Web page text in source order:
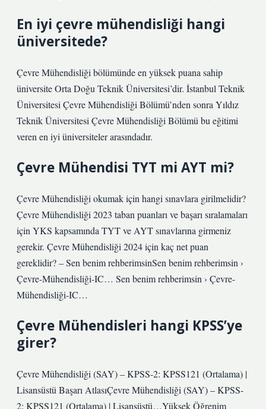
En iyi çevre mühendisliği hangi
üniversitede?
Çevre Mühendisliği bölümünde en yüksek puana sahip
üniversite Orta Doğu Teknik Üniversitesi’dir. İstanbul Teknik
Üniversitesi Çevre Mühendisliği Bölümü’nden sonra Yıldız
Teknik Üniversitesi Çevre Mühendisliği Bölümü bu eğitimi
veren en iyi üniversiteler arasındadır.
Çevre Mühendisi TYT mi AYT mi?
Çevre Mühendisliği okumak için hangi sınavlara girilmelidir?
Çevre Mühendisliği 2023 taban puanları ve başarı sıralamaları
için YKS kapsamında TYT ve AYT sınavlarına girmeniz
gerekir. Çevre Mühendisliği 2024 için kaç net puan
gereklidir? – Sen benim rehberimsinSen benim rehberimsin ›
Çevre-Mühendisliği-IC… Sen benim rehberimsin › Çevre-
Mühendisliği-IC…
Çevre Mühendisleri hangi KPSS’ye
girer?
Çevre Mühendisliği (SAY) – KPSS-2: KPSS121 (Ortalama) |
Lisansüstü Başarı AtlasıÇevre Mühendisliği (SAY) – KPSS-
2: KPSS121 (Ortalama) | Lisansüstü…Yüksek Öğrenim